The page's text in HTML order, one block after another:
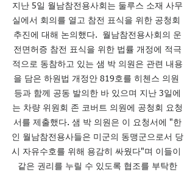
지난 5일 월남참전용사회는 둘루스 소재 사무
실에서 회의를 열고 참전 표식을 위한 공청회
추진에 대해 논의했다.  월남참전용사회의 운
전면허증 참전 표식을 위한 법률 개정에 적극
적으로 동참하고 있는 샘 박 의원은 관련 내용
을 담은 하원법 개정안 819호를 히첸스 의원
등과 함께 공동 발의한 바 있으며 지난 3일에
는 차량 위원회 존 코버트 의원에 공청회 요청
서를 제출했다. 샘 박 의원은 이 요청서에 "한
인 월남참전용사들은 미군의 동맹군으로서 당
시 자유수호를 위해 용감히 싸웠다"며 이들이
같은 권리를 누릴 수 있도록 협조를 부탁한